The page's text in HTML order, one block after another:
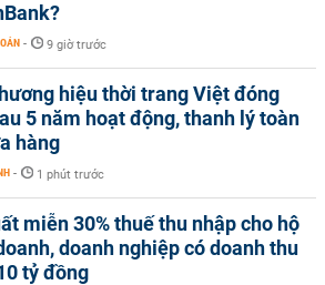
- 9 giờ trước
hiệu thời trang Việt đóng
5 năm hoạt động, thanh lý toàn
hàng
- 1 phút trước
miễn 30% thuế thu nhập cho hộ
doanh nghiệp có doanh thu
tỷ đồng